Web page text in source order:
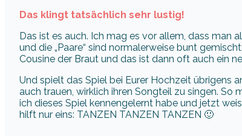
Das klingt tatsächlich sehr lustig!
Das ist es auch. Ich mag es vor allem, dass man
und die „Paare“ sind normalerweise bunt
Cousine der Braut und das ist dann oft auch ein
Und spielt das Spiel bei Eurer Hochzeit übrigens
auch trauen, wirklich ihren Songteil zu singen. So
ich dieses Spiel kennengelernt habe und jetzt
hilft nur eins: TANZEN TANZEN TANZEN 🙂